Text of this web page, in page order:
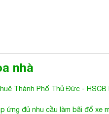
nhà
Thành Phố Thủ Đức - HSCB
ứng đủ nhu cầu làm bãi đổ xe